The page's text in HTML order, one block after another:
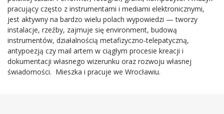
pracujący często z instrumentami i mediami elektronicznymi,
jest aktywny na bardzo wielu polach wypowiedzi — tworzy
instalacje, rzeźby, zajmuje się environment, budową
instrumentów, działalnością metafizyczno-telepatyczną,
antypoezją czy mail artem w ciągłym procesie kreacji i
dokumentacji własnego wizerunku oraz rozwoju własnej
świadomości. Mieszka i pracuje we Wrocławiu.